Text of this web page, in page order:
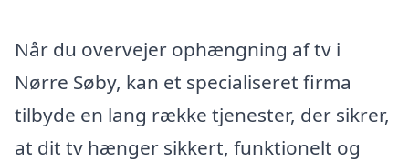
Når du overvejer ophængning af tv i
Nørre Søby, kan et specialiseret firma
tilbyde en lang række tjenester, der sikrer,
at dit tv hænger sikkert, funktionelt og